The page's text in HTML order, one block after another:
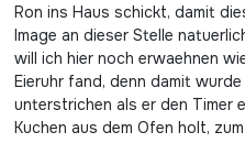
Ron ins Haus schickt, damit
Image an dieser Stelle
will ich hier noch erwaehnen
Eieruhr fand, denn damit
unterstrichen als er den Timer
Kuchen aus dem Ofen holt,